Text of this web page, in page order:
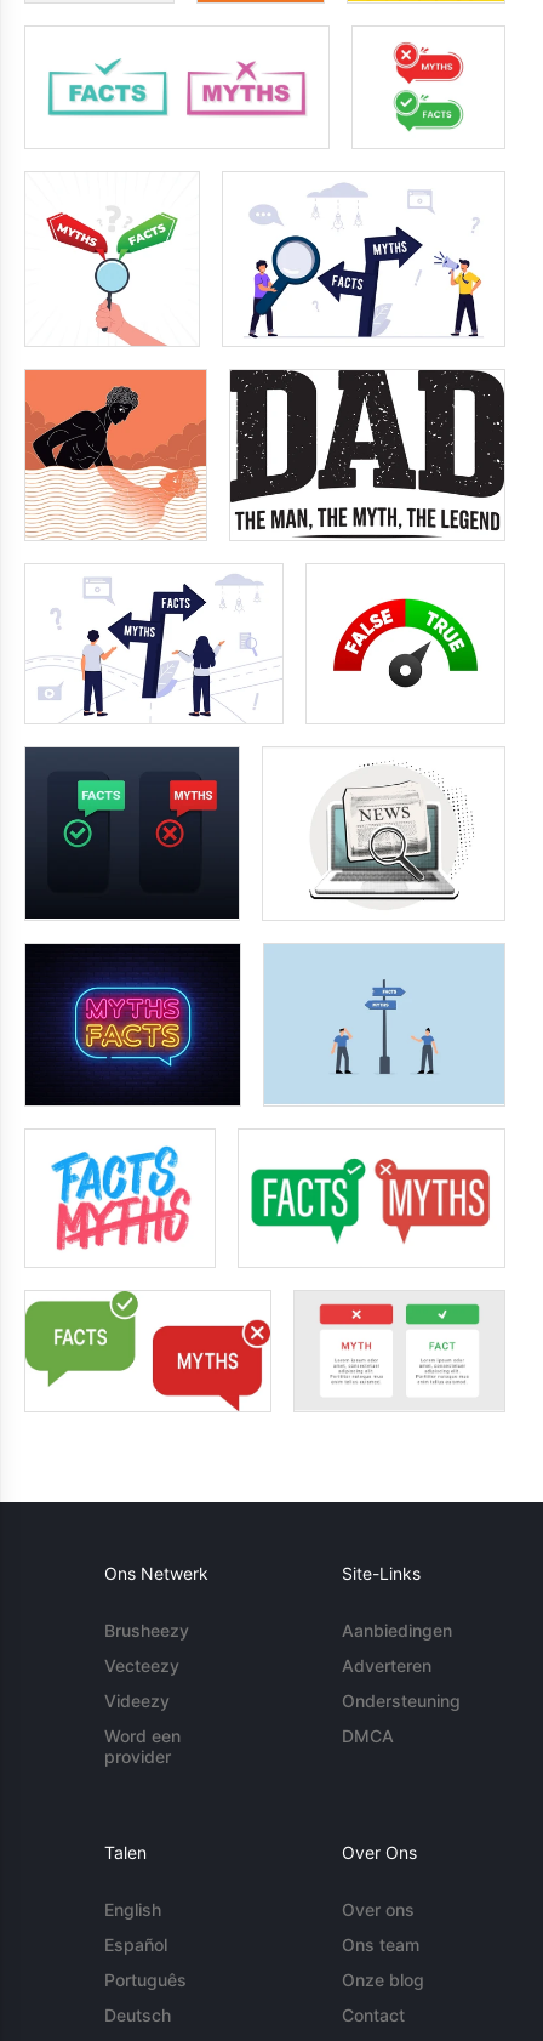
Ons Netwerk
Brusheezy
Vecteezy
Videezy
Word een
provider
Site-Links
Aanbiedingen
Adverteren
Ondersteuning
DMCA
Talen
English
Español
Português
Deutsch
Over Ons
Over ons
Ons team
Onze blog
Contact